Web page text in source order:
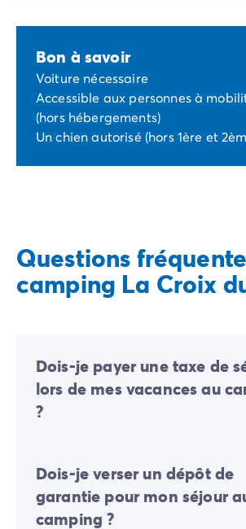
Bon à savoir
Voiture nécessaire
Accessible aux personnes à
(hors hébergements)
Un chien autorisé (hors 1ère et
Questions
camping La Croix
Dois-je payer une taxe de
lors de mes vacances au
?
sites touristiques. Il vous faudra donc
de votre enregistrement en ligne ou
Dois-je verser un dépôt de
garantie pour mon séjour
camping ?